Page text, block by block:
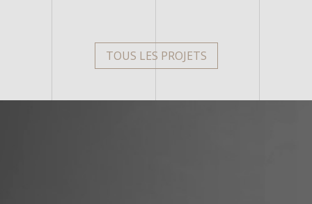
TOUS LES PROJETS